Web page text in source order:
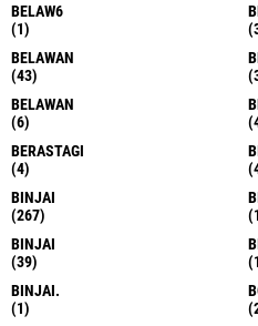
BELAW6
(1)
BELAWAN
(43)
BELAWAN
(6)
BERASTAGI
(4)
BINJAI
(267)
BINJAI
(39)
BINJAI.
(1)